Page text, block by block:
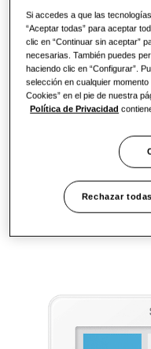
Windfree Health
El ClimateHub
gama de opciones
facilitan mucho la
de múltiples
color de gran
ajuste de
rápida de errores.¹
diferentes
que se pueden
radiadores de gran
radiante de baja
Si accedes a que las
“Aceptar todas” para aceptar
clic en “Continuar sin aceptar”
necesarias. También puedes
haciendo clic en “Configurar”.
selección en cualquier
Cookies” en el pie de nuestra
Política de Privacidad
Rechazar todas